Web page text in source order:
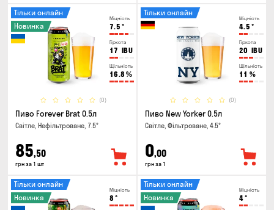
Міцність
7.5 °
Гіркота
17 IBU
Щільність
16.8 %
(0)
Тільки онлайн
Новинка
Пиво Forever Brat 0.5л
Світле, Нефільтроване, 7.5°
85,50
грн за 1 шт
Міцність
4.5 °
Гіркота
20 IBU
Щільність
11 %
(0)
Тільки онлайн
Пиво New Yorker 0.5л
Світле, Фільтроване, 4.5°
0,00
грн за 1
Міцність
8 °
Тільки онлайн
Новинка
Міцність
4°
Тільки онлайн
Новинка